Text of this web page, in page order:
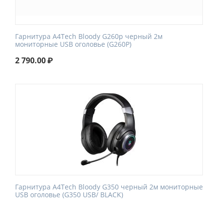
Гарнитура A4Tech Bloody G260p черный 2м
мониторные USB оголовье (G260P)
2 790.00₽
Гарнитура A4Tech Bloody G350 черный 2м мониторные
USB оголовье (G350 USB/ BLACK)